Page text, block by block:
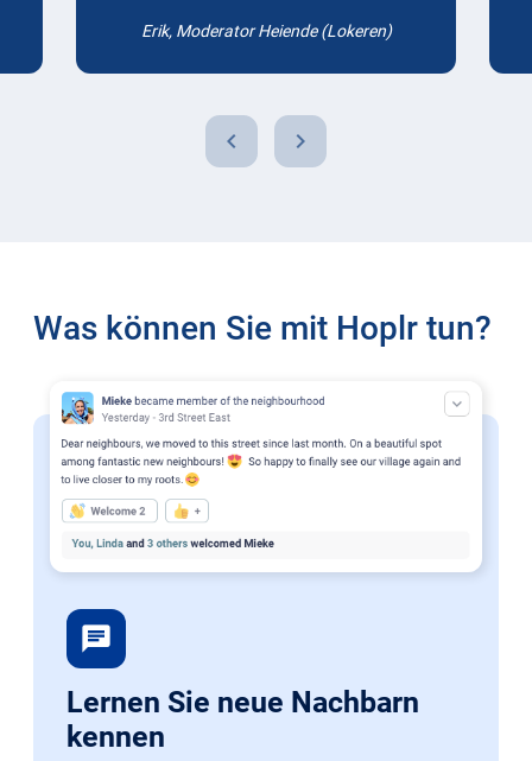
Erik, Moderator Heiende (Lokeren)
chevron_left chevron_right
Was können Sie mit Hoplr tun?
chat
Lernen Sie neue Nachbarn
kennen